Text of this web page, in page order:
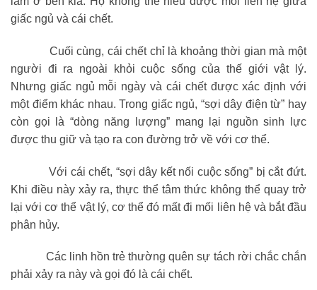
giấc ngủ và cái chết.
Cuối cùng, cái chết chỉ là khoảng thời gian mà một
người đi ra ngoài khỏi cuộc sống của thế giới vật lý.
Nhưng giấc ngủ mỗi ngày và cái chết được xác định với
một điểm khác nhau. Trong giấc ngủ, “sợi dây điện từ” hay
còn gọi là “dòng năng lượng” mang lại nguồn sinh lực
được thu giữ và tạo ra con đường trở về với cơ thể.
Với cái chết, “sợi dây kết nối cuộc sống” bị cắt đứt.
Khi điều này xảy ra, thực thể tâm thức không thể quay trở
lại với cơ thể vật lý, cơ thể đó mất đi mối liên hệ và bắt đầu
phân hủy.
Các linh hồn trẻ thường quên sự tách rời chắc chắn
phải xảy ra này và gọi đó là cái chết.